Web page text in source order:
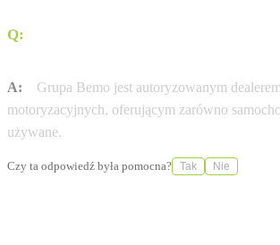
Q:
A:
Grupa Bemo jest autoryzowanym
motoryzacyjnych, oferującym zarówno
używane.
Czy ta odpowiedź była pomocna? Tak Nie